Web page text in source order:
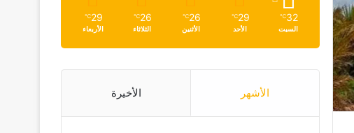
32
℃
السبت
29
℃
الأحد
26
℃
الأثنين
26
℃
الثلاثاء
29
℃
الأربعاء
الأشهر الأخيرة